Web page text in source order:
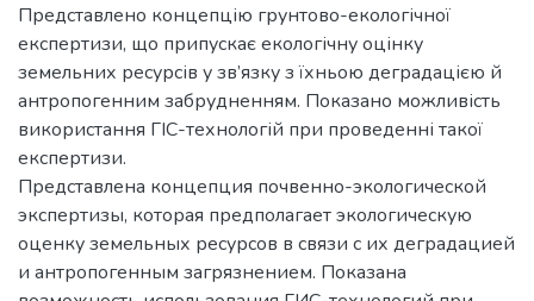
Представлено концепцію грунтово-екологічної
експертизи, що припускає екологічну оцінку
земельних ресурсів у зв’язку з їхньою деградацією й
антропогенним забрудненням. Показано можливість
використання ГІС-технологій при проведенні такої
експертизи.
Представлена концепция почвенно-экологической
экспертизы, которая предполагает экологическую
оценку земельных ресурсов в связи с их деградацией
и антропогенным загрязнением. Показана